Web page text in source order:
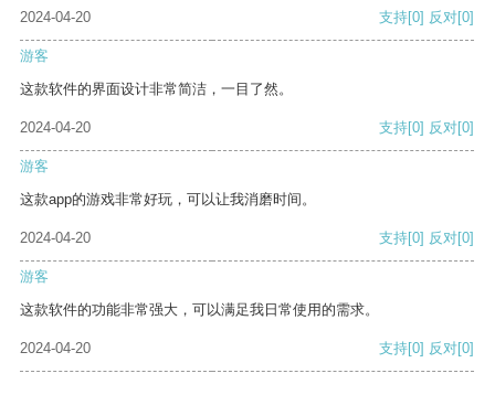
2024-04-20
支持[0] 反对[0]
游客
这款软件的界面设计非常简洁，一目了然。
2024-04-20 支持[0] 反对[0]
游客
这款app的游戏非常好玩，可以让我消磨时间。
2024-04-20 支持[0] 反对[0]
游客
这款软件的功能非常强大，可以满足我日常使用的需求。
2024-04-20 支持[0] 反对[0]